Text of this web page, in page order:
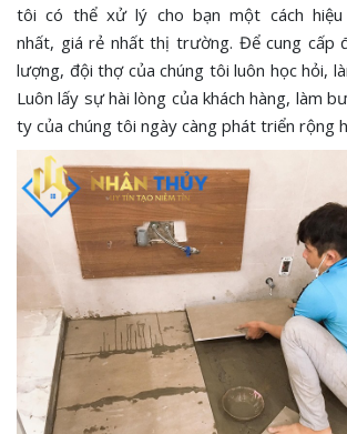
tôi có thể xử lý cho bạn một cách hiệu
nhất, giá rẻ nhất thị trường. Để cung cấp
lượng, đội thợ của chúng tôi luôn học hỏi,
Luôn lấy sự hài lòng của khách hàng, làm
ty của chúng tôi ngày càng phát triển rộng